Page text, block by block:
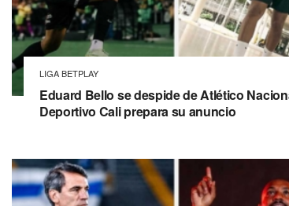
LIGA BETPLAY
Eduard Bello se despide de Atlético
Deportivo Cali prepara su anuncio